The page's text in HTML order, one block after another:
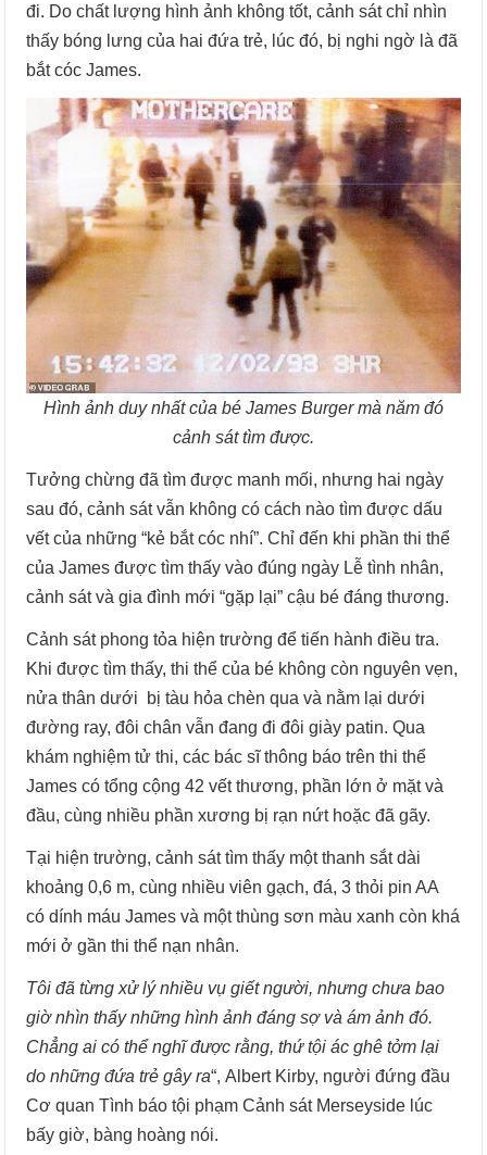
đi. Do chất lượng hình ảnh không tốt, cảnh sát chỉ nhìn
thấy bóng lưng của hai đứa trẻ, lúc đó, bị nghi ngờ là đã
bắt cóc James.
Hình ảnh duy nhất của bé James Burger mà năm đó
cảnh sát tìm được.
Tưởng chừng đã tìm được manh mối, nhưng hai ngày
sau đó, cảnh sát vẫn không có cách nào tìm được dấu
vết của những “kẻ bắt cóc nhí”. Chỉ đến khi phần thi thể
của James được tìm thấy vào đúng ngày Lễ tình nhân,
cảnh sát và gia đình mới “gặp lại” cậu bé đáng thương.
Cảnh sát phong tỏa hiện trường để tiến hành điều tra.
Khi được tìm thấy, thi thể của bé không còn nguyên vẹn,
nửa thân dưới bị tàu hỏa chèn qua và nằm lại dưới
đường ray, đôi chân vẫn đang đi đôi giày patin. Qua
khám nghiệm tử thi, các bác sĩ thông báo trên thi thể
James có tổng cộng 42 vết thương, phần lớn ở mặt và
đầu, cùng nhiều phần xương bị rạn nứt hoặc đã gãy.
Tại hiện trường, cảnh sát tìm thấy một thanh sắt dài
khoảng 0,6 m, cùng nhiều viên gạch, đá, 3 thỏi pin AA
có dính máu James và một thùng sơn màu xanh còn khá
mới ở gần thi thể nạn nhân.
Tôi đã từng xử lý nhiều vụ giết người, nhưng chưa bao
giờ nhìn thấy những hình ảnh đáng sợ và ám ảnh đó.
Chẳng ai có thể nghĩ được rằng, thứ tội ác ghê tởm lại
do những đứa trẻ gây ra“, Albert Kirby, người đứng đầu
Cơ quan Tình báo tội phạm Cảnh sát Merseyside lúc
bấy giờ, bàng hoàng nói.